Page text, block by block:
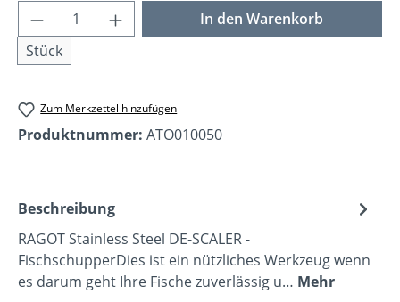
Produkt Anzahl: Gib den gewünschten
Stück
In den Warenkorb
Zum Merkzettel hinzufügen
Produktnummer: ATO010050
Beschreibung
RAGOT Stainless Steel DE-SCALER -
FischschupperDies ist ein nützliches Werkzeug wenn
es darum geht Ihre Fische zuverlässig u… Mehr